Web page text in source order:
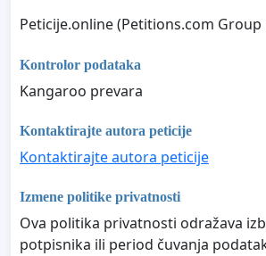
Peticije.online (Petitions.com
Kontrolor podataka
Kangaroo prevara
Kontaktirajte autora peticije
Kontaktirajte autora peticije
Izmene politike privatnosti
Ova politika privatnosti odražava
potpisnika ili period čuvanja